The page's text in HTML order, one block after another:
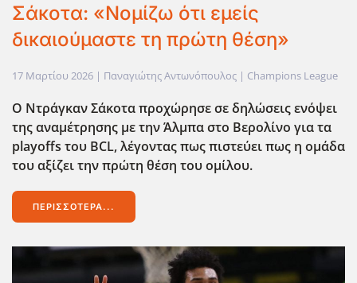
Σάκοτα: «Νομίζω ότι εμείς
δικαιούμαστε τη πρώτη θέση»
17 Μαρτίου 2026 | Παναγιώτης Αντωνόπουλος | Champions League
Ο Ντράγκαν Σάκοτα προχώρησε σε δηλώσεις ενόψει
της αναμέτρησης με την Άλμπα στο Βερολίνο για τα
playoffs του BCL, λέγοντας πως πιστεύει πως η ομάδα
του αξίζει την πρώτη θέση του ομίλου.
ΠΕΡΙΣΣΌΤΕΡΑ...